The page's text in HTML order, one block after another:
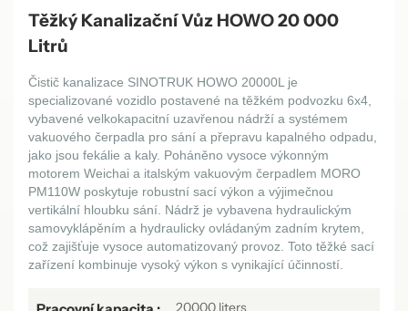
Těžký Kanalizační Vůz HOWO 20 000
Litrů
Čistič kanalizace SINOTRUK HOWO 20000L je
specializované vozidlo postavené na těžkém podvozku 6x4,
vybavené velkokapacitní uzavřenou nádrží a systémem
vakuového čerpadla pro sání a přepravu kapalného odpadu,
jako jsou fekálie a kaly. Poháněno vysoce výkonným
motorem Weichai a italským vakuovým čerpadlem MORO
PM110W poskytuje robustní sací výkon a výjimečnou
vertikální hloubku sání. Nádrž je vybavena hydraulickým
samovyklápěním a hydraulicky ovládaným zadním krytem, ​​
což zajišťuje vysoce automatizovaný provoz. Toto těžké sací
zařízení kombinuje vysoký výkon s vynikající účinností.
20000 liters